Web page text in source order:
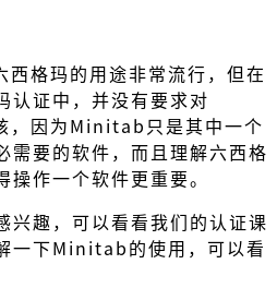
格玛的用途非常流行，但在
认证中，并没有要求对
因为Minitab只是其中一个
需要的软件，而且理解六西格
作一个软件更重要。
兴趣，可以看看我们的认证课
一下Minitab的使用，可以看